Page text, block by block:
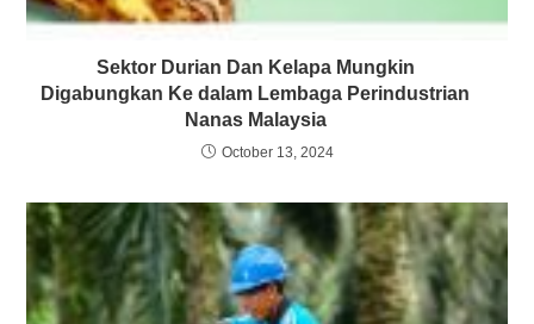
Sektor Durian Dan Kelapa Mungkin
Digabungkan Ke dalam Lembaga Perindustrian
Nanas Malaysia
October 13, 2024